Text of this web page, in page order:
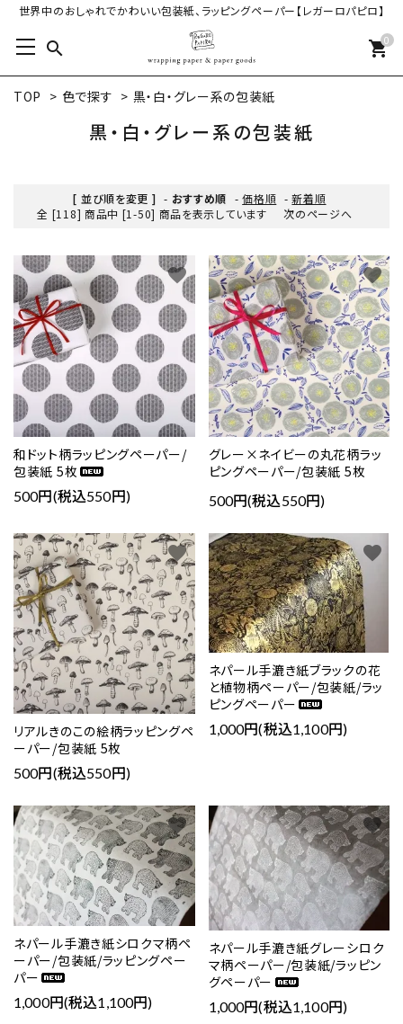
世界中のおしゃれでかわいい包装紙、ラッピングペーパー【レガーロパピロ】
search 0
shopping_cart
TOP > 色で探す > 黒・白・グレー系の包装紙
黒・白・グレー系の包装紙
[ 並び順を変更 ] - おすすめ順 -価格順 -新着順
全 [118] 商品中 [1-50] 商品を表示しています
次のページへ
和ドット柄ラッピングペーパー/
包装紙 5枚
500円(税込550円)
favorite
グレー×ネイビーの丸花柄ラッ
ピングペーパー/包装紙 5枚
500円(税込550円)
favorite
リアルきのこの絵柄ラッピングペ
ーパー/包装紙 5枚
500円(税込550円)
favorite
ネパール手漉き紙ブラックの花
と植物柄ペーパー/包装紙/ラッ
ピングペーパー
1,000円(税込1,100円)
favorite
ネパール手漉き紙シロクマ柄ペ
ーパー/包装紙/ラッピングペー
パー
1,000円(税込1,100円)
favorite
ネパール手漉き紙グレーシロク
マ柄ペーパー/包装紙/ラッピン
グペーパー
1,000円(税込1,100円)
favorite